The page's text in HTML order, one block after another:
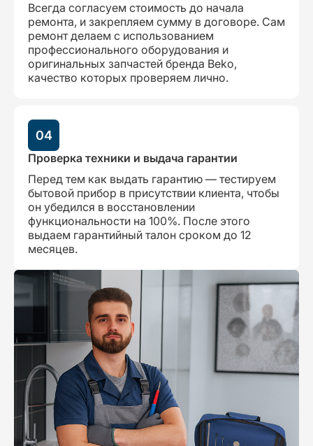
Всегда согласуем стоимость до начала
ремонта, и закрепляем сумму в договоре. Сам
ремонт делаем с использованием
профессионального оборудования и
оригинальных запчастей бренда Beko,
качество которых проверяем лично.
04
Проверка техники и выдача гарантии
Перед тем как выдать гарантию — тестируем
бытовой прибор в присутствии клиента, чтобы
он убедился в восстановлении
функциональности на 100%. После этого
выдаем гарантийный талон сроком до 12
месяцев.